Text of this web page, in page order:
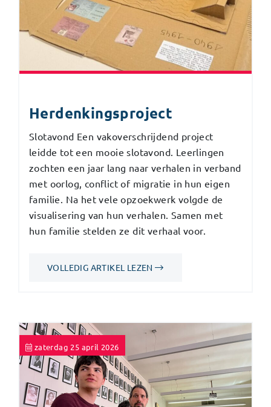
Herdenkingsproject
Slotavond Een vakoverschrijdend project
leidde tot een mooie slotavond. Leerlingen
zochten een jaar lang naar verhalen in verband
met oorlog, conflict of migratie in hun eigen
familie. Na het vele opzoekwerk volgde de
visualisering van hun verhalen. Samen met
hun familie stelden ze dit verhaal voor.
VOLLEDIG ARTIKEL LEZEN
zaterdag 25 april 2026